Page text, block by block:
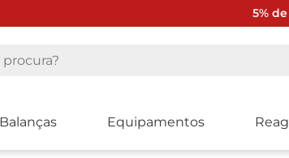
5%
Balanças Equipamentos